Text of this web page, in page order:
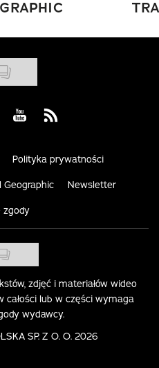
on Instagram
Visit us on Youtube
Visit us on Rss
Polityka prywatności
Newsletter
zgody
zdjęć i materiałów wideo
całości lub w części wymaga
wydawcy.
SP. Z O. O. 2026